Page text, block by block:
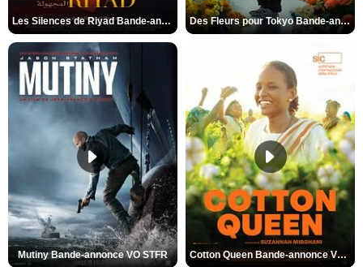
Les Silences de Riyad Bande-annonce VO STFR Des Fleurs pour Tokyo Bande-annonce VO STFR
Mutiny Bande-annonce VO STFR Cotton Queen Bande-annonce VO STFR